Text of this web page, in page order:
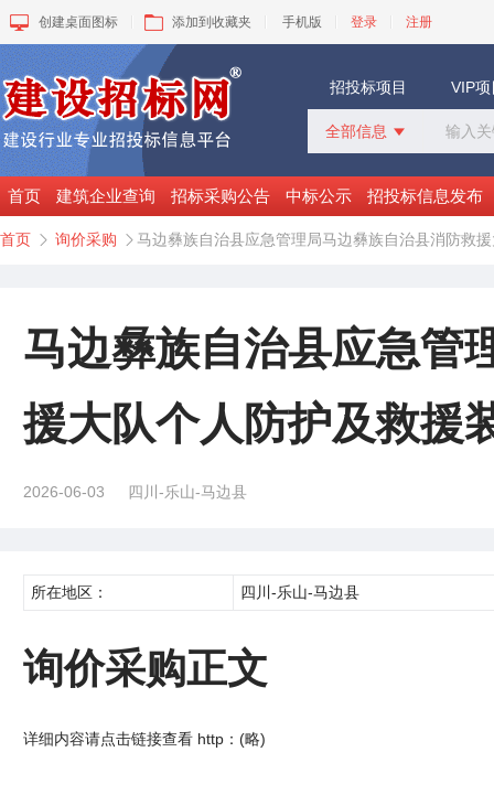
创建桌面图标 添加到收藏夹 手机版 登录 注册
招投标项目 VIP
全部信息 
招标采购
中标公示
变更公告
询价采购
谈判采购
首页 建筑企业查询 招标采购公告 中标公示 招投标信息发布
首页  询价采购  马边彝族自治县应急管理局马边彝族自治县消防救
马边彝族自治县应急管
援大队个人防护及救援
2026-06-03 四川-乐山-马边县
所在地区： 四川-乐山-马边县
询价采购正文
详细内容请点击链接查看 http：(略)